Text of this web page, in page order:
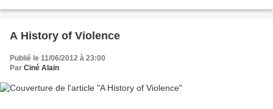
A History of Violence
Publié le 11/06/2012 à 23:00
Par Ciné Alain